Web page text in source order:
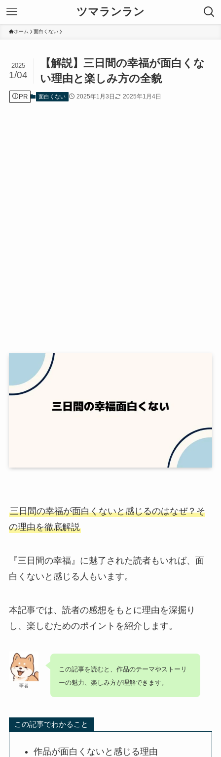
ツマランラン
ホーム 面白くない
【解説】三日間の幸福が面白くな
い理由と楽しみ方の全貌
2025
1/04
PR 面白くない 2025年1月3日 2025年1月4日
三日間の幸福が面白くないと感じるのはなぜ？そ
の理由を徹底解説
『三日間の幸福』に魅了された読者もいれば、面
白くないと感じる人もいます。
本記事では、読者の感想をもとに理由を深掘り
し、楽しむためのポイントを紹介します。
筆者
この記事を読むと、作品のテーマやストーリ
ーの魅力、楽しみ方が理解できます。
この記事でわかること
作品が面白くないと感じる理由